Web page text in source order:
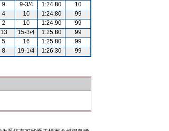
9 9-3/4 1:24.80
10
4 10 1:24.80
99
2 10 1:24.90
99
13 15-3/4 1:25.80
99
5 16 1:25.80
99
8 19-1/4 1:26.30 99